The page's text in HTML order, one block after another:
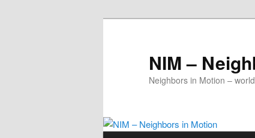
NIM –
Neighbors in Motion –